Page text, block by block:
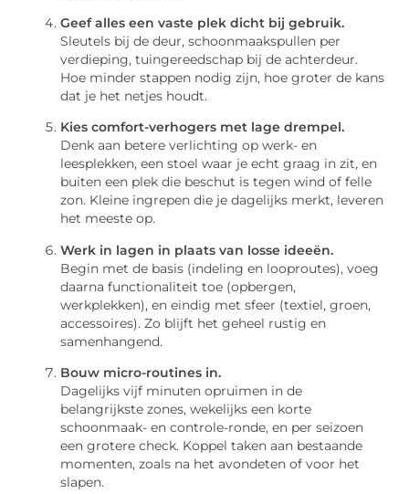
Geef alles een vaste plek dicht bij gebruik.
Sleutels bij de deur, schoonmaakspullen per
verdieping, tuingereedschap bij de achterdeur.
Hoe minder stappen nodig zijn, hoe groter de kans
dat je het netjes houdt.
Kies comfort-verhogers met lage drempel.
Denk aan betere verlichting op werk- en
leesplekken, een stoel waar je echt graag in zit, en
buiten een plek die beschut is tegen wind of felle
zon. Kleine ingrepen die je dagelijks merkt, leveren
het meeste op.
Werk in lagen in plaats van losse ideeën.
Begin met de basis (indeling en looproutes), voeg
daarna functionaliteit toe (opbergen,
werkplekken), en eindig met sfeer (textiel, groen,
accessoires). Zo blijft het geheel rustig en
samenhangend.
Bouw micro-routines in.
Dagelijks vijf minuten opruimen in de
belangrijkste zones, wekelijks een korte
schoonmaak- en controle-ronde, en per seizoen
een grotere check. Koppel taken aan bestaande
momenten, zoals na het avondeten of voor het
slapen.